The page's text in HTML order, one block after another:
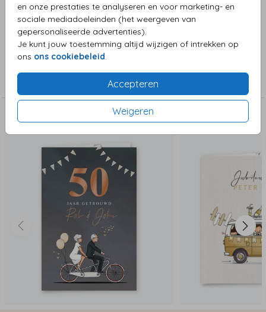
en onze prestaties te analyseren en voor marketing- en
sociale mediadoeleinden (het weergeven van
gepersonaliseerde advertenties).
Je kunt jouw toestemming altijd wijzigen of intrekken op
ons ons cookiebeleid
Accepteren
Weigeren
Omschrijving
Uitnodiging jubileum bloemen rood met takjes
Collectie
Deze zijn ook leuk!